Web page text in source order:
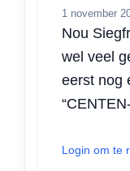
1 november
Nou
wel veel
eerst nog
Login om te